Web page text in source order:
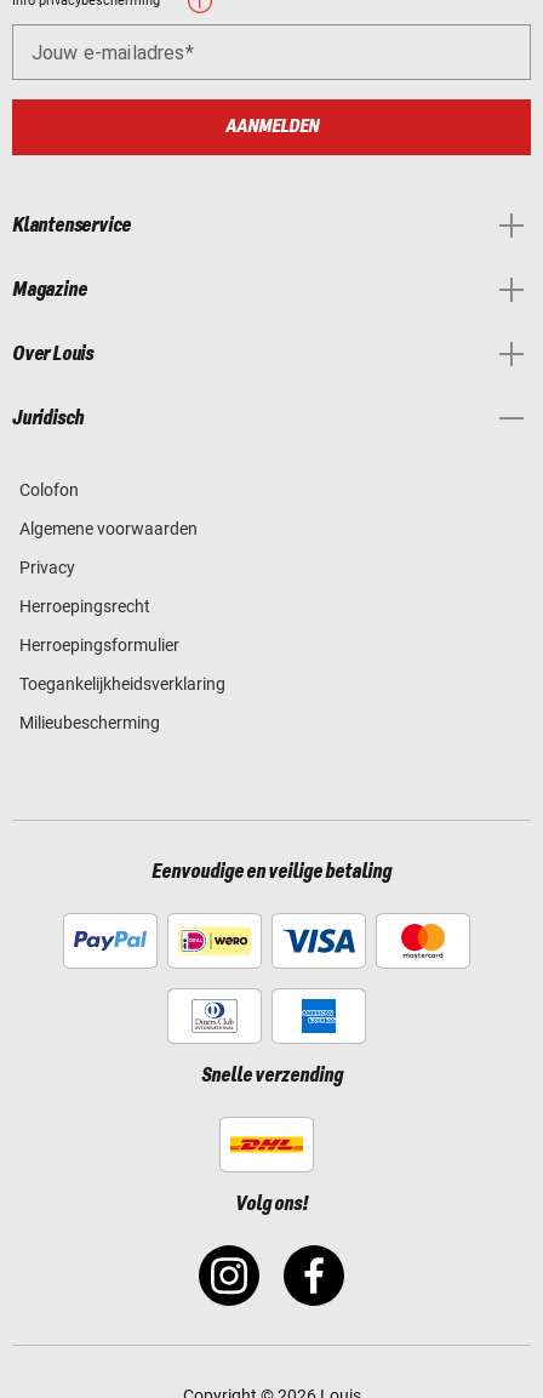
Jouw e-mailadres
AANMELDEN
Klantenservice
Magazine
Over Louis
Juridisch
Colofon
Algemene voorwaarden
Privacy
Herroepingsrecht
Herroepingsformulier
Toegankelijkheidsverklaring
Milieubescherming
Eenvoudige en veilige betaling
Snelle verzending
Volg ons!